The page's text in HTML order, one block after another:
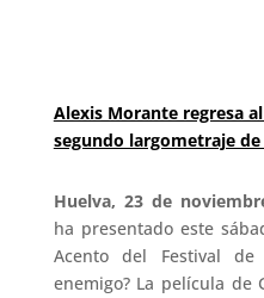
Alexis Morante regresa
segundo largometraje
Huelva, 23 de
ha presentado este
Acento del Festival de
enemigo? La película de